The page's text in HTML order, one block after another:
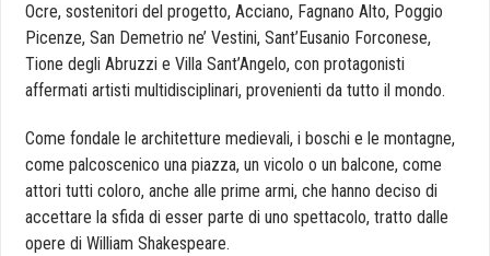
Ocre, sostenitori del progetto, Acciano, Fagnano Alto, Poggio
Picenze, San Demetrio ne’ Vestini, Sant’Eusanio Forconese,
Tione degli Abruzzi e Villa Sant’Angelo, con protagonisti
affermati artisti multidisciplinari, provenienti da tutto il mondo.
Come fondale le architetture medievali, i boschi e le montagne,
come palcoscenico una piazza, un vicolo o un balcone, come
attori tutti coloro, anche alle prime armi, che hanno deciso di
accettare la sfida di esser parte di uno spettacolo, tratto dalle
opere di William Shakespeare.